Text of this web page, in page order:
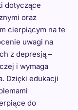
dotyczące
oraz
cierpiącym na te
uwagi na
z depresją –
i wymaga
Dzięki edukacji
do